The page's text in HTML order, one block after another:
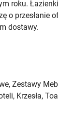
roku.
o przesłanie
dostawy.
Zestawy
Krzesła,